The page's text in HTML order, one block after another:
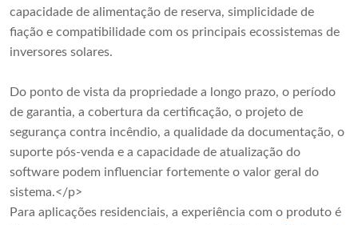
capacidade de alimentação de reserva, simplicidade de
fiação e compatibilidade com os principais ecossistemas de
inversores solares.
Do ponto de vista da propriedade a longo prazo, o período
de garantia, a cobertura da certificação, o projeto de
segurança contra incêndio, a qualidade da documentação, o
suporte pós-venda e a capacidade de atualização do
software podem influenciar fortemente o valor geral do
sistema.</p>
Para aplicações residenciais, a experiência com o produto é